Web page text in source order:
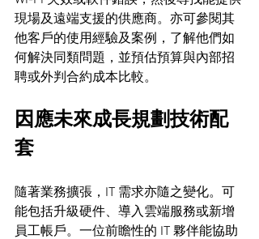
現場及遠端支援的供應商。亦可參閱其
他客戶的使用經驗及案例，了解他們如
何解決同類問題，並預估預算與內部招
聘或外判合約成本比較。
因應未來成長規劃技術配
套
隨著業務擴張，IT 需求亦隨之變化。可
能包括升級硬件、導入雲端服務或新增
員工帳戶。一位前瞻性的 IT 夥伴能協助